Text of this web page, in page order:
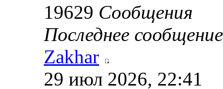
19629 Сообщения
Последнее сообщение
Zakhar
29 июл 2026, 22:41